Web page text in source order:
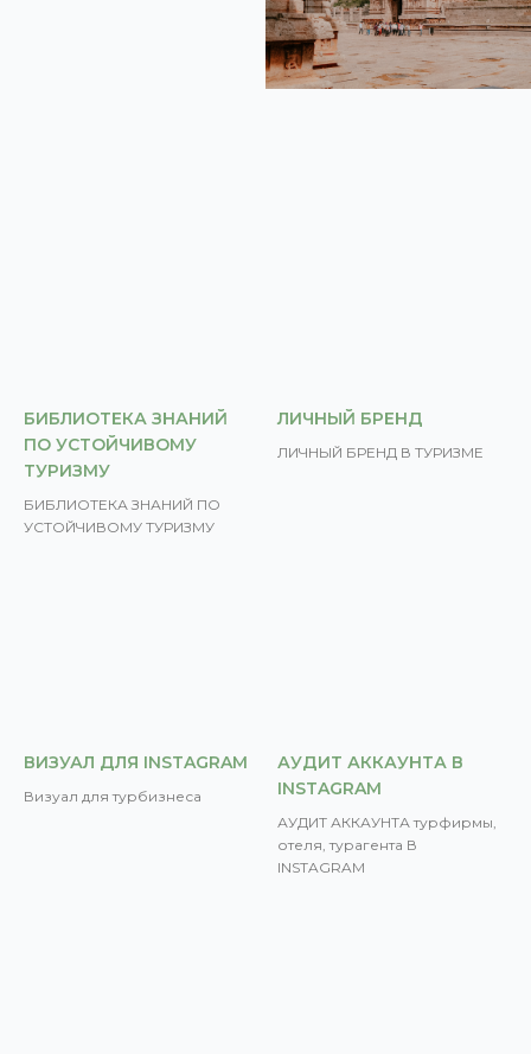
БИБЛИОТЕКА ЗНАНИЙ
ПО УСТОЙЧИВОМУ
ТУРИЗМУ
БИБЛИОТЕКА ЗНАНИЙ ПО
УСТОЙЧИВОМУ ТУРИЗМУ
ЛИЧНЫЙ БРЕНД
ЛИЧНЫЙ БРЕНД В ТУРИЗМЕ
ВИЗУАЛ ДЛЯ INSTAGRAM
Визуал для турбизнеса
АУДИТ АККАУНТА В
INSTAGRAM
АУДИТ АККАУНТА турфирмы,
отеля, турагента В
INSTAGRAM